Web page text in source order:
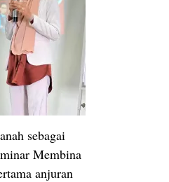
sebagai
Membina
anjuran